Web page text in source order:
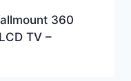
360
TV –